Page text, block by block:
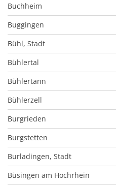
Buchheim
Buggingen
Bühl, Stadt
Bühlertal
Bühlertann
Bühlerzell
Burgrieden
Burgstetten
Burladingen, Stadt
Büsingen am Hochrhein